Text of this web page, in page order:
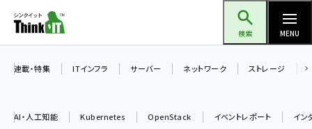
ン
検索 MENU
連載・特集 ITインフラ サーバー ネットワーク ストレージ
AI・人工知能 Kubernetes OpenStack イベントレポート イン